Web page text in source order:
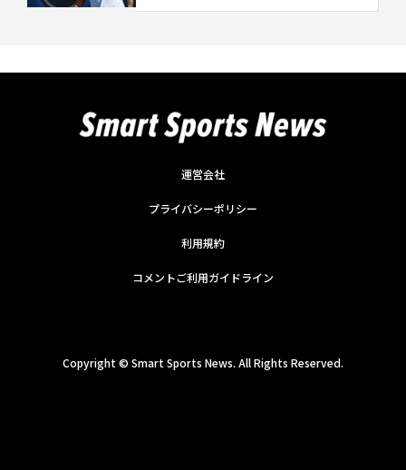
運営会社
プライバシーポリシー
利用規約
コメントご利用ガイドライン
Copyright © Smart Sports News. All Rights Reserved.